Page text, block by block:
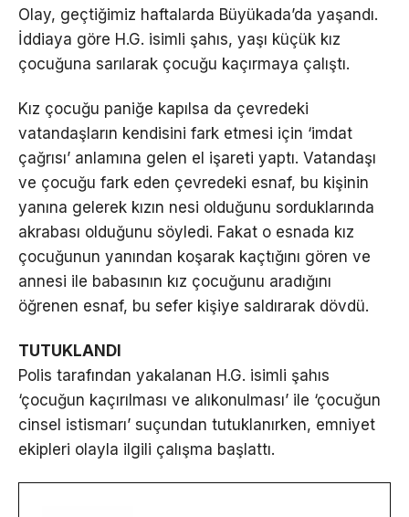
Olay, geçtiğimiz haftalarda Büyükada’da yaşandı.
İddiaya göre H.G. isimli şahıs, yaşı küçük kız
çocuğuna sarılarak çocuğu kaçırmaya çalıştı.
Kız çocuğu paniğe kapılsa da çevredeki
vatandaşların kendisini fark etmesi için ‘imdat
çağrısı’ anlamına gelen el işareti yaptı. Vatandaşı
ve çocuğu fark eden çevredeki esnaf, bu kişinin
yanına gelerek kızın nesi olduğunu sorduklarında
akrabası olduğunu söyledi. Fakat o esnada kız
çocuğunun yanından koşarak kaçtığını gören ve
annesi ile babasının kız çocuğunu aradığını
öğrenen esnaf, bu sefer kişiye saldırarak dövdü.
TUTUKLANDI
Polis tarafından yakalanan H.G. isimli şahıs
‘çocuğun kaçırılması ve alıkonulması’ ile ‘çocuğun
cinsel istismarı’ suçundan tutuklanırken, emniyet
ekipleri olayla ilgili çalışma başlattı.